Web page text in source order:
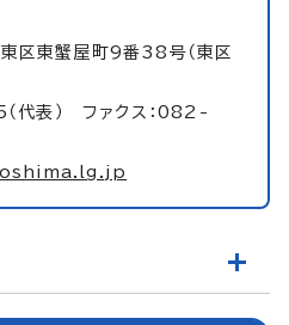
東蟹屋町9番38号（東区
表） ファクス：082-